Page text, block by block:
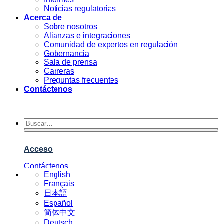
Noticias regulatorias
Acerca de
Sobre nosotros
Alianzas e integraciones
Comunidad de expertos en regulación
Gobernancia
Sala de prensa
Carreras
Preguntas frecuentes
Contáctenos
Acceso
Contáctenos
English
Français
日本語
Español
简体中文
Deutsch